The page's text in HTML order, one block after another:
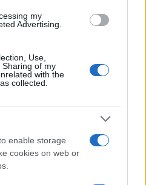
my
Advertising.
Use,
of my
with the
collected.
enable storage
cookies on web or
γραμμές σχεδίασης
διαμόρφωση
και
είναι εξασφαλισμένη με
DisplayPort 1.4, που
κάρτες γραφικών και
Οι διανομείς USB 3.2
διατηρούν τα